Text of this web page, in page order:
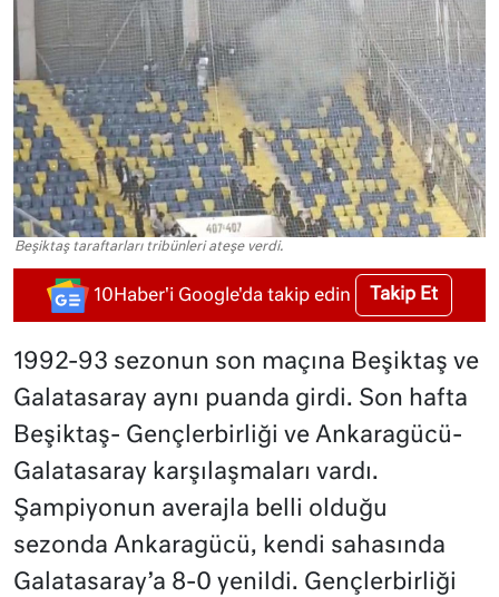
Beşiktaş taraftarları tribünleri ateşe verdi.
10Haber'i Google'da takip edin Takip Et
1992-93 sezonun son maçına Beşiktaş ve
Galatasaray aynı puanda girdi. Son hafta
Beşiktaş- Gençlerbirliği ve Ankaragücü-
Galatasaray karşılaşmaları vardı.
Şampiyonun averajla belli olduğu
sezonda Ankaragücü, kendi sahasında
Galatasaray’a 8-0 yenildi. Gençlerbirliği